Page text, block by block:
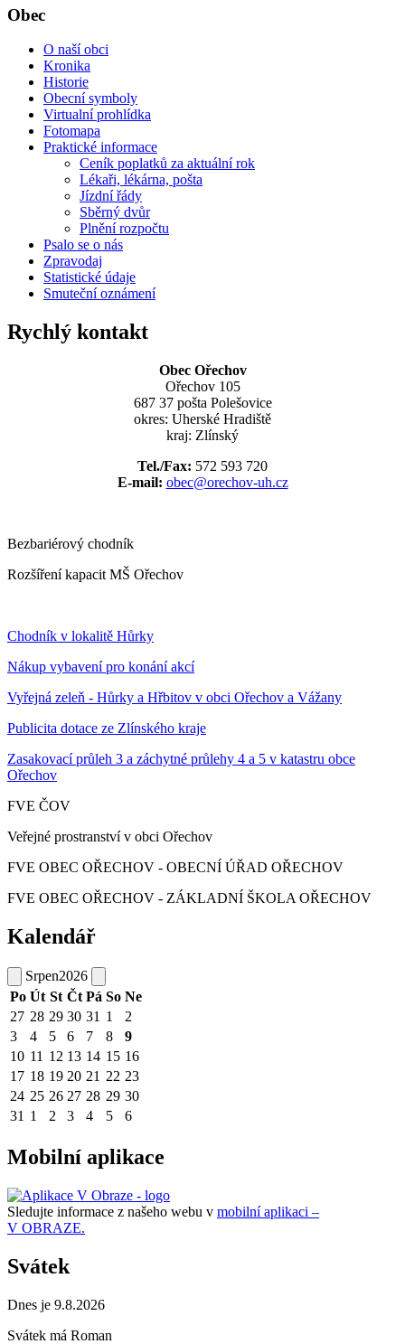
Obec
O naší obci
Kronika
Historie
Obecní symboly
Virtualní prohlídka
Fotomapa
Praktické informace
Ceník poplatků za aktuální rok
Lékaři, lékárna, pošta
Jízdní řády
Sběrný dvůr
Plnění rozpočtu
Psalo se o nás
Zpravodaj
Statistické údaje
Smuteční oznámení
Rychlý kontakt
Obec Ořechov
Ořechov 105
687 37 pošta Polešovice
okres: Uherské Hradiště
kraj: Zlínský
Tel./Fax: 572 593 720
E-mail: obec@orechov-uh.cz
Bezbariérový chodník
Rozšíření kapacit MŠ Ořechov
Chodník v lokalitě Hůrky
Nákup vybavení pro konání akcí
Vyřejná zeleň - Hůrky a Hřbitov v obci Ořechov a Vážany
Publicita dotace ze Zlínského kraje
Zasakovací průleh 3 a záchytné průlehy 4 a 5 v katastru obce
Ořechov
FVE ČOV
Veřejné prostranství v obci Ořechov
FVE OBEC OŘECHOV - OBECNÍ ÚŘAD OŘECHOV
FVE OBEC OŘECHOV - ZÁKLADNÍ ŠKOLA OŘECHOV
Kalendář
Srpen2026
Po Út St Čt Pá So Ne
27 28 29 30 31 1
2
3
4 5 6 7 8
9
10 11 12 13 14 15 16
17 18 19 20 21 22 23
24 25 26 27 28 29 30
31 1 2 3 4 5 6
Mobilní aplikace
Sledujte informace z našeho webu v mobilní aplikaci –
V OBRAZE.
Svátek
Dnes je 9.8.2026
Svátek má Roman